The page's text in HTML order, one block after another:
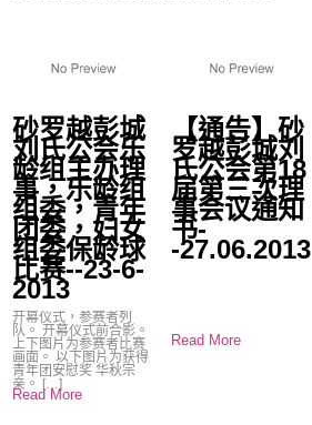
砂罗越彭城
刘氏公会乐
龄组主办理
事，乐龄组
组委，青年
团委，妇女
组委保龄球
比赛--23-6-
2013
开幕仪式，参赛者列
队。 开幕仪式前合影。
上下图片为参赛者比赛
画面。 以下图片为获得
青年团安慰奖 华秋宗
亲。 […]
Read More
【通告】砂
罗越彭城刘
氏公会第18
届第三次理
事会议通知
书-
-27.06.2013
Read More